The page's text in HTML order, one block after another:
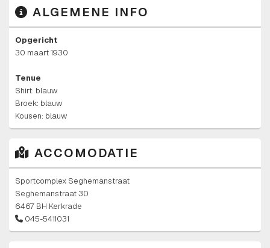
ALGEMENE INFO
Opgericht
30 maart 1930
Tenue
Shirt: blauw
Broek: blauw
Kousen: blauw
ACCOMODATIE
Sportcomplex Seghemanstraat
Seghemanstraat 30
6467 BH Kerkrade
045-5411031